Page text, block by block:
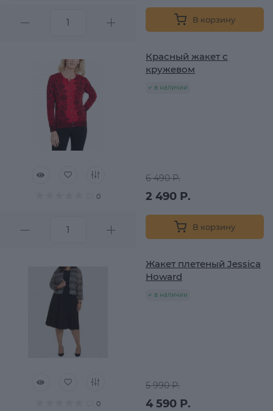
В корзину
0
Красный жакет с
кружевом
в наличии
6 490 Р.
2 490 Р.
В корзину
0
Жакет плетеный Jessica
Howard
в наличии
5 990 Р.
4 590 Р.